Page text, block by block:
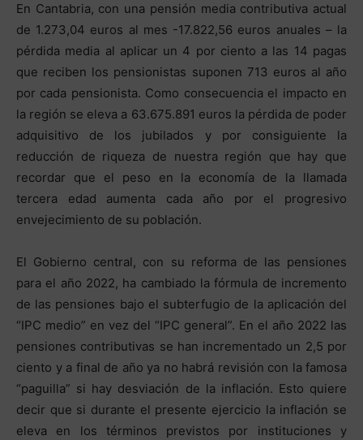
En Cantabria, con una pensión media contributiva actual
de 1.273,04 euros al mes -17.822,56 euros anuales – la
pérdida media al aplicar un 4 por ciento a las 14 pagas
que reciben los pensionistas suponen 713 euros al año
por cada pensionista. Como consecuencia el impacto en
la región se eleva a 63.675.891 euros la pérdida de poder
adquisitivo de los jubilados y por consiguiente la
reducción de riqueza de nuestra región que hay que
recordar que el peso en la economía de la llamada
tercera edad aumenta cada año por el progresivo
envejecimiento de su población.
El Gobierno central, con su reforma de las pensiones
para el año 2022, ha cambiado la fórmula de incremento
de las pensiones bajo el subterfugio de la aplicación del
“IPC medio” en vez del “IPC general”. En el año 2022 las
pensiones contributivas se han incrementado un 2,5 por
ciento y a final de año ya no habrá revisión con la famosa
“paguilla” si hay desviación de la inflación. Esto quiere
decir que si durante el presente ejercicio la inflación se
eleva en los términos previstos por instituciones y